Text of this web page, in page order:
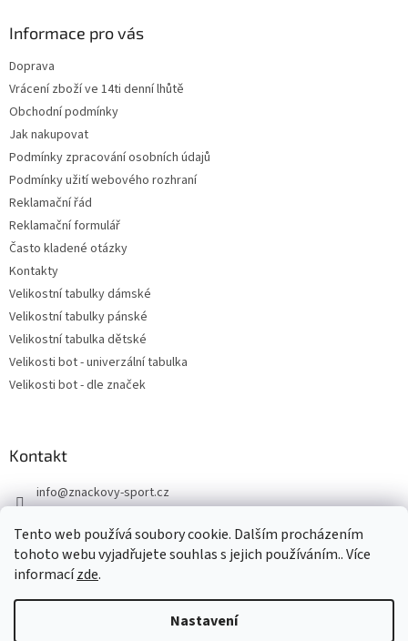
Tento web používá soubory cookie. Dalším procházením
tohoto webu vyjadřujete souhlas s jejich používáním.. Více
informacízde.
Nastavení
Informace pro vás
Doprava
Vrácení zboží ve 14ti denní lhůtě
Obchodní podmínky
Jak nakupovat
Podmínky zpracování osobních údajů
Podmínky užití webového rozhraní
Reklamační řád
Reklamační formulář
Často kladené otázky
Kontakty
Velikostní tabulky dámské
Velikostní tabulky pánské
Velikostní tabulka dětské
Velikosti bot - univerzální tabulka
Velikosti bot - dle značek
Kontakt
info@znackovy-sport.cz
Vytvořil Shoptet